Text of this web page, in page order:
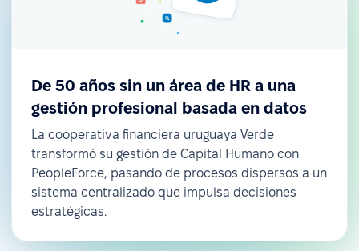
De 50 años sin un área de HR a una
gestión profesional basada en datos
La cooperativa financiera uruguaya Verde
transformó su gestión de Capital Humano con
PeopleForce, pasando de procesos dispersos a un
sistema centralizado que impulsa decisiones
estratégicas.